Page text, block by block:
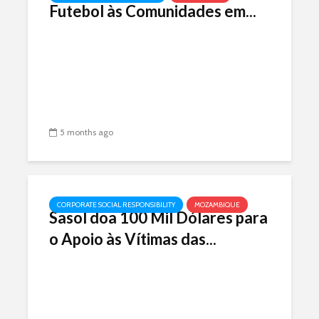
Futebol às Comunidades em...
5 months ago
CORPORATE SOCIAL RESPONSIBILITY MOZAMBIQUE
Sasol doa 100 Mil Dólares para
o Apoio às Vítimas das...